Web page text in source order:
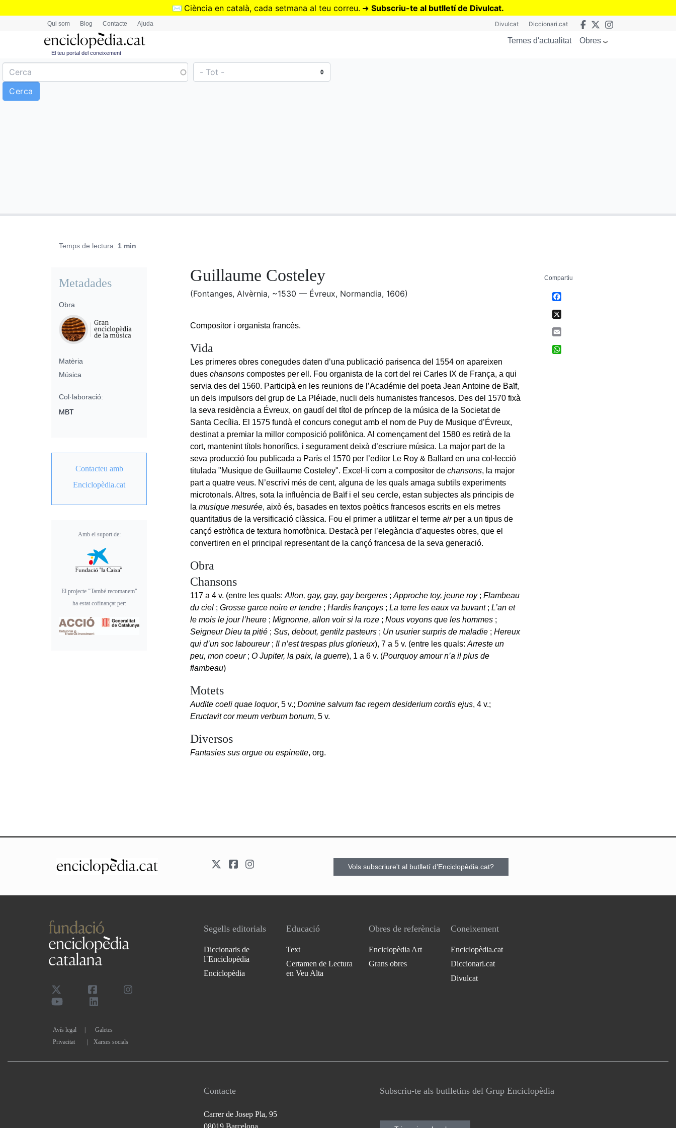
Vés
✉️ Ciència en català, cada setmana al teu correu. ➜ Subscriu-te al butlletí de Divulcat.
Qui som Blog Contacte Ajuda Divulcat Diccionari.cat
El teu portal del coneixement
Temes d'actualitat Obres
Temps de lectura: 1 min
Guillaume Costeley
(Fontanges, Alvèrnia, ~1530 — Évreux, Normandia, 1606)
Compositor i organista francès.
Vida
Les primeres obres conegudes daten d’una publicació parisenca del 1554 on apareixen
dueschansons compostes per ell. Fou organista de la cort del rei Carles IX de França, a qui
servia des del 1560. Participà en les reunions de l’Académie del poeta Jean Antoine de Baïf,
un dels impulsors del grup de La Pléiade, nucli dels humanistes francesos. Des del 1570 fixà
la seva residència a Évreux, on gaudí del títol de príncep de la música de la Societat de
Santa Cecília. El 1575 fundà el concurs conegut amb el nom de Puy de Musique d’Évreux,
destinat a premiar la millor composició polifònica. Al començament del 1580 es retirà de la
cort, mantenint títols honorífics, i segurament deixà d’escriure música. La major part de la
seva producció fou publicada a París el 1570 per l’editor Le Roy & Ballard en una col·lecció
titulada "Musique de Guillaume Costeley". Excel·lí com a compositor dechansons, la major
part a quatre veus. N’escriví més de cent, alguna de les quals amaga subtils experiments
microtonals. Altres, sota la influència de Baïf i el seu cercle, estan subjectes als principis de
lamusique mesurée, això és, basades en textos poètics francesos escrits en els metres
quantitatius de la versificació clàssica. Fou el primer a utilitzar el termeairper a un tipus de
cançó estròfica de textura homofònica. Destacà per l’elegància d’aquestes obres, que el
convertiren en el principal representant de la cançó francesa de la seva generació.
Obra
Chansons
117 a 4 v. (entre les quals:Allon, gay, gay, gay bergeres ;Approche toy, jeune roy;Flambeau
du ciel ;Grosse garce noire er tendre ;Hardis françoys ;La terre les eaux va buvant;L’an et
le mois le jour l’heure ;Mignonne, allon voir si la roze ;Nous voyons que les hommes ;
Seigneur Dieu ta pitié ;Sus, debout, gentilz pasteurs ; Un usurier surpris de maladie ;Hereux
qui d’un soc laboureur;Il n’est trespas plus glorieux), 7 a 5 v. (entre les quals:Arreste un
peu, mon coeur;O Jupiter, la paix, la guerre), 1 a 6 v. (Pourquoy amour n’a il plus de
flambeau)
Motets
Audite coeli quae loquor, 5 v.;Domine salvum fac regem desiderium cordis ejus, 4 v.;
Eructavit cor meum verbum bonum, 5 v.
Diversos
Fantasies sus orgue ou espinette, org.
Metadades
Obra
Matèria
Música
Col·laboració:
MBT
Contacteu amb
Enciclopèdia.cat
Amb el suport de:
El projecte "També recomanem"
ha estat cofinançat per:
Compartiu
Vols subscriure't al butlletí d'Enciclopèdia.cat?
Avís legal
Galetes
Privacitat
| Xarxes socials
Segells editorials
Diccionaris de
l`Enciclopèdia
Enciclopèdia
Educació
Text
Certamen de Lectura
en Veu Alta
Obres de referència
Enciclopèdia Art
Grans obres
Coneixement
Enciclopèdia.cat
Diccionari.cat
Divulcat
Contacte
Carrer de Josep Pla, 95
08019 Barcelona
Subscriu-te als butlletins del Grup Enciclopèdia